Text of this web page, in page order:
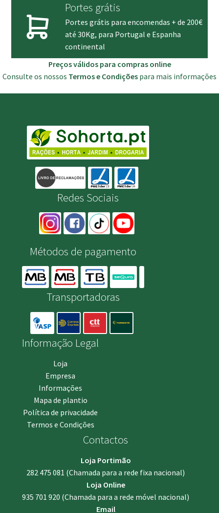
Portes grátis
Portes grátis para encomendas + de 200€
até 30Kg, para Portugal e Espanha
continental
Preços válidos para compras online
Consulte os nossos Termos e Condições para mais informações
Redes Sociais
Métodos de pagamento
Transportadoras
Informação Legal
Loja
Empresa
Informações
Mapa de plantio
Política de privacidade
Termos e Condições
Contactos
Loja Portimão
282 475 081 (Chamada para a rede fixa nacional)
Loja Online
935 701 920 (Chamada para a rede móvel nacional)
Email